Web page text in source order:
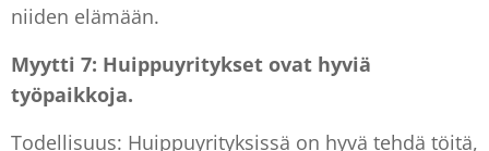
niiden elämään.
Myytti 7: Huippuyritykset ovat hyviä
työpaikkoja.
Todellisuus: Huippuyrityksissä on hyvä tehdä töitä,